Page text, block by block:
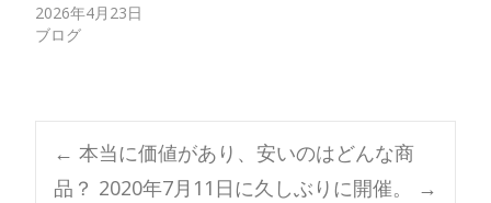
2026年4月23日
ブログ
Post
← 本当に価値があり、安いのはどんな商
品？ 2020年7月11日に久しぶりに開催。 →